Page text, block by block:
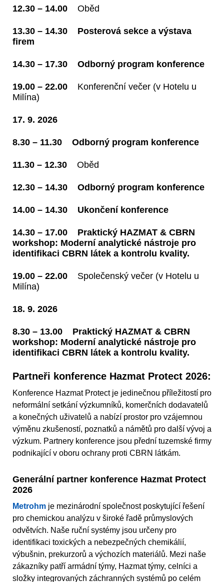
12.30 – 14.00 Oběd
13.30 – 14.30 Posterová sekce a výstava
firem
14.30 – 17.30 Odborný program konference
19.00 – 22.00 Konferenční večer (v Hotelu u
Milína)
17. 9. 2026
8.30 – 11.30 Odborný program konference
11.30 – 12.30 Oběd
12.30 – 14.30 Odborný program konference
14.00 – 14.30 Ukončení konference
14.30 – 17.00 Praktický HAZMAT & CBRN
workshop: Moderní analytické nástroje pro
identifikaci CBRN látek a kontrolu kvality.
19.00 – 22.00 Společenský večer (v Hotelu u
Milína)
18. 9. 2026
8.30 – 13.00 Praktický HAZMAT & CBRN
workshop: Moderní analytické nástroje pro
identifikaci CBRN látek a kontrolu kvality.
Partneři konference Hazmat Protect 2026:
Konference Hazmat Protect je jedinečnou příležitostí pro
neformální setkání výzkumníků, komerčních dodavatelů
a konečných uživatelů a nabízí prostor pro vzájemnou
výměnu zkušeností, poznatků a námětů pro další vývoj a
výzkum. Partnery konference jsou přední tuzemské firmy
podnikající v oboru ochrany proti CBRN látkám.
Generální partner konference Hazmat Protect
2026
Metrohm je mezinárodní společnost poskytující řešení
pro chemickou analýzu v široké řadě průmyslových
odvětvích. Naše ruční systémy jsou určeny pro
identifikaci toxických a nebezpečných chemikálií,
výbušnin, prekurzorů a výchozích materiálů. Mezi naše
zákazníky patří armádní týmy, Hazmat týmy, celníci a
složky integrovaných záchranných systémů po celém